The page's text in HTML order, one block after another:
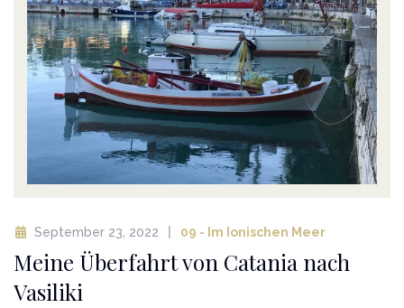
September 23, 2022 09 - Im Ionischen Meer
Meine Überfahrt von Catania nach
Vasiliki